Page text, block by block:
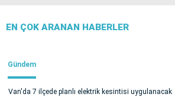
EN ÇOK ARANAN HABERLER
Gündem
Van'da 7 ilçede planlı elektrik kesintisi uygulanacak